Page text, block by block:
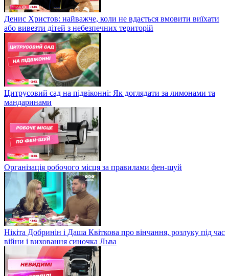
Денис Христов: найважче, коли не вдається вмовити виїхати
або вивезти дітей з небезпечних територій
Цитрусовий сад на підвіконні: Як доглядати за лимонами та
мандаринами
Організація робочого місця за правилами фен-шуй
Нікіта Добринін і Даша Квіткова про вінчання, розлуку під час
війни і виховання синочка Льва